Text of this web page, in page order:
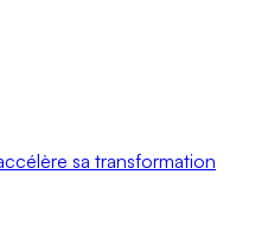
sa transformation